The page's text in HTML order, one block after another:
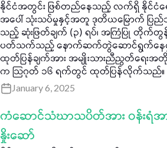
နိုင်ငံအတွင်း ဖြစ်တည်နေသည့် လက်ရှိ နိုင်ငံရေး
အပေါ် သုံးသပ်မှုနှင့်အတူ ဒုတိယမြောက် ပြ
သည့် ဆုံးဖြတ်ချက် (၃) ရပ်၊ အကြံပြု တိုက်တွန်
ပတ်သက်သည့် နောက်ဆက်တွဲဆောင်ရွက်နေ
ထုတ်ပြန်ချက်အား အမျိုးသားညီညွတ်ရေးအ
က သြဂုတ် ၁၆ ရက်တွင် ထုတ်ပြန်လိုက်သည်။
January 6, 2025
ကံဆောင်သံဃာသပိတ်အား ဝန်းရံအာ
နှိုးဆော်